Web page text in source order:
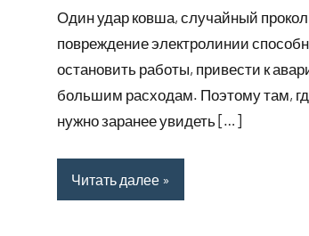
Один удар ковша, случайный
повреждение электролинии
остановить работы, привести к
большим расходам. Поэтому там,
нужно заранее увидеть […]
Читать далее